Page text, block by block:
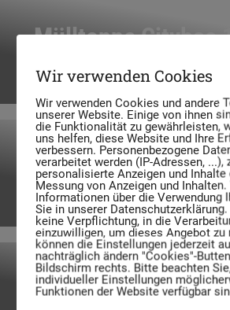
Mülltonne Citybac
Runddeckel
Mülltonne Citybac
Flachdeckel
GRM660/770/
Wir verwenden Cookies
Wir verwenden Cookies und andere
unserer Website. Einige von ihnen
die Funktionalität zu gewährleisten,
uns helfen, diese Website und Ihre
verbessern. Personenbezogene
verarbeitet werden (IP-Adressen, ...),
personalisierte Anzeigen und Inhalte
Messung von Anzeigen und
Informationen über die Verwendung
Sie in unserer
keine Verpflichtung, in die
einzuwilligen, um dieses Angebot zu
können die Einstellungen jederzeit
nachträglich ändern "Cookies"-
Bildschirm rechts. Bitte beachten
individueller Einstellungen
Funktionen der Website verfügbar